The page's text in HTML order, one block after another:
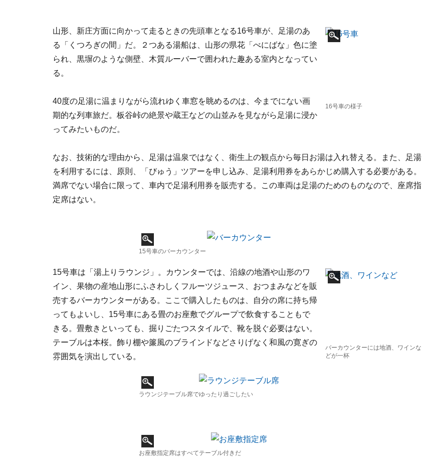
16号車の様子
山形、新庄方面に向かって走るときの先頭車となる16号車が、足湯のあ
る「くつろぎの間」だ。２つある湯船は、山形の県花「べにばな」色に塗
られ、黒塀のような側壁、木質ルーバーで囲われた趣ある室内となってい
る。
40度の足湯に温まりながら流れゆく車窓を眺めるのは、今までにない画
期的な列車旅だ。板谷峠の絶景や蔵王などの山並みを見ながら足湯に浸か
ってみたいものだ。
なお、技術的な理由から、足湯は温泉ではなく、衛生上の観点から毎日お湯は入れ替える。また、足湯
を利用するには、原則、「びゅう」ツアーを申し込み、足湯利用券をあらかじめ購入する必要がある。
満席でない場合に限って、車内で足湯利用券を販売する。この車両は足湯のためのものなので、座席指
定席はない。
15号車のバーカウンター
バーカウンターには地酒、ワインな
どが一杯
15号車は「湯上りラウンジ」。カウンターでは、沿線の地酒や山形のワ
イン、果物の産地山形にふさわしくフルーツジュース、おつまみなどを販
売するバーカウンターがある。ここで購入したものは、自分の席に持ち帰
ってもよいし、15号車にある畳のお座敷でグループで飲食することもで
きる。畳敷きといっても、掘りごたつスタイルで、靴を脱ぐ必要はない。
テーブルは本桜。飾り棚や簾風のブラインドなどさりげなく和風の寛ぎの
雰囲気を演出している。
ラウンジテーブル席でゆったり過ごしたい
お座敷指定席はすべてテーブル付きだ